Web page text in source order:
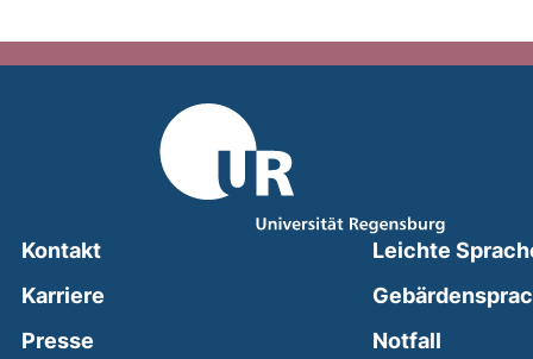
Kontakt
Karriere
Presse
Leichte
Notfall